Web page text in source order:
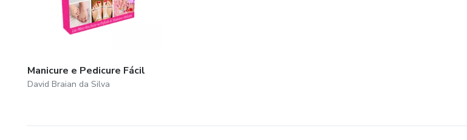
Manicure e Pedicure Fácil
David Braian da Silva